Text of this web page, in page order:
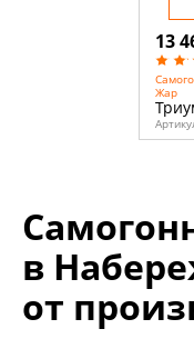
13
Жар
в
от